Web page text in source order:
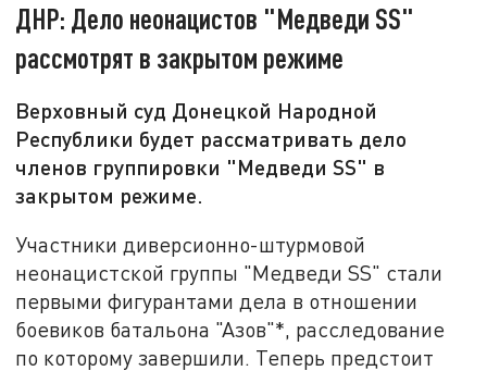
ДНР: Дело неонацистов "Медведи SS"
рассмотрят в закрытом режиме
Верховный суд Донецкой Народной
Республики будет рассматривать дело
членов группировки "Медведи SS" в
закрытом режиме.
Участники диверсионно-штурмовой
неонацистской группы "Медведи SS" стали
первыми фигурантами дела в отношении
боевиков батальона "Азов"*, расследование
по которому завершили. Теперь предстоит